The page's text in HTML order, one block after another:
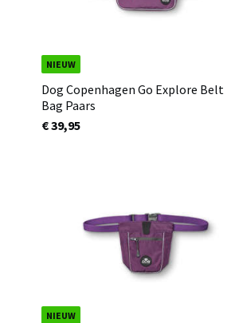
NIEUW
Dog Copenhagen Go Explore Belt
Bag Paars
€ 39,95
NIEUW